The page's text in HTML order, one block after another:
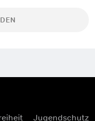
Jugendschutz